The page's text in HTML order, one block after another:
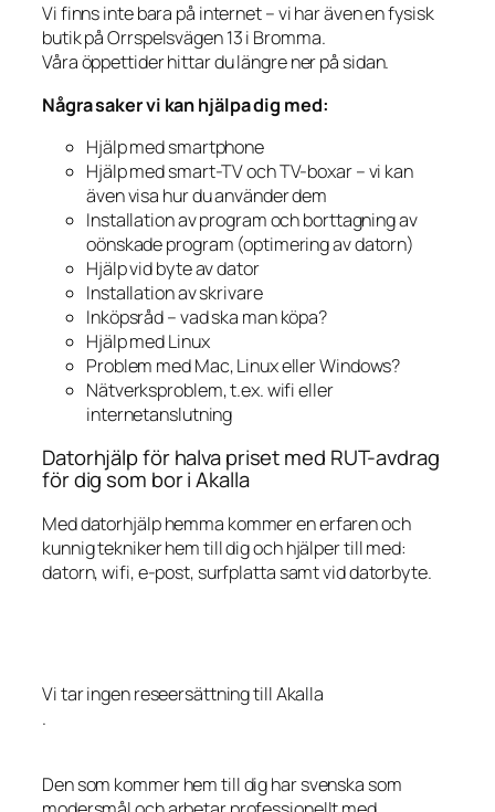
Vi finns inte bara på internet – vi har även en fysisk
butik på Orrspelsvägen 13 i Bromma.
Våra öppettider hittar du längre ner på sidan.
Några saker vi kan hjälpa dig med:
Hjälp med smartphone
Hjälp med smart-TV och TV-boxar – vi kan
även visa hur du använder dem
Installation av program och borttagning av
oönskade program (optimering av datorn)
Hjälp vid byte av dator
Installation av skrivare
Inköpsråd – vad ska man köpa?
Hjälp med Linux
Problem med Mac, Linux eller Windows?
Nätverksproblem, t.ex. wifi eller
internetanslutning
Datorhjälp för halva priset med RUT-avdrag
för dig som bor i Akalla
Med datorhjälp hemma kommer en erfaren och
kunnig tekniker hem till dig och hjälper till med:
datorn, wifi, e-post, surfplatta samt vid datorbyte.
Vi tar ingen reseersättning till Akalla
.
Den som kommer hem till dig har svenska som